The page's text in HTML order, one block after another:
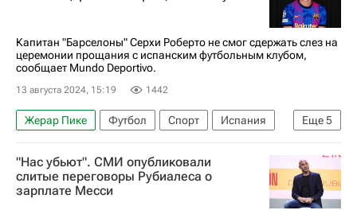
Капитан "Барселоны" Серхи Роберто не смог сдержать слез на
церемонии прощания с испанским футбольным клубом,
сообщает Mundo Deportivo.
13 августа 2024, 15:19 1442
Еще5
Жерар Пике Футбол Спорт
Испания
Серхи Роберто
Карлес Пуйоль
Фиорентина
Капитан Барселона
"Нас убьют". СМИ опубликовали
слитые переговоры Рубиалеса о
зарплате Месси